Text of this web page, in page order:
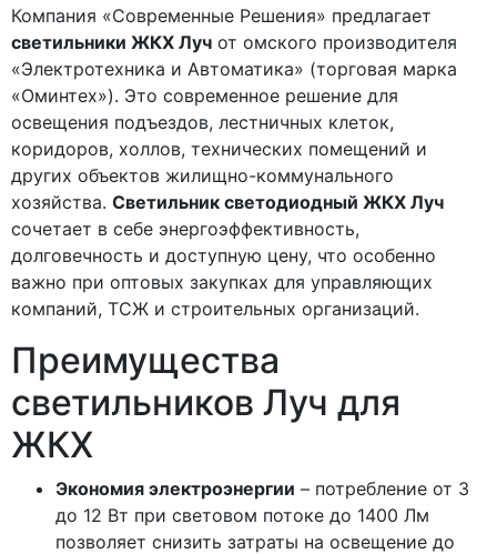
Компания «Современные Решения» предлагает
светильники ЖКХ Луч от омского производителя
«Электротехника и Автоматика» (торговая марка
«Оминтех»). Это современное решение для
освещения подъездов, лестничных клеток,
коридоров, холлов, технических помещений и
других объектов жилищно-коммунального
хозяйства. Светильник светодиодный ЖКХ Луч
сочетает в себе энергоэффективность,
долговечность и доступную цену, что особенно
важно при оптовых закупках для управляющих
компаний, ТСЖ и строительных организаций.
Преимущества
светильников Луч для
ЖКХ
Экономия электроэнергии – потребление от 3
до 12 Вт при световом потоке до 1400 Лм
позволяет снизить затраты на освещение до